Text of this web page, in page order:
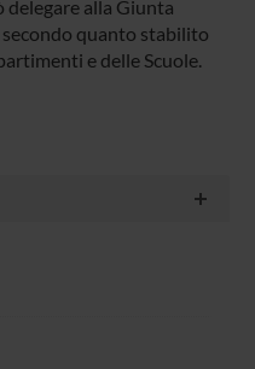
alla Giunta
secondo quanto stabilito
e delle Scuole.